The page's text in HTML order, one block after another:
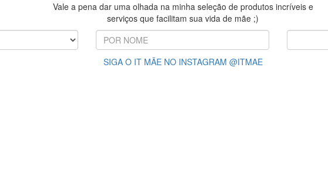
Vale a pena dar uma olhada na minha seleção de produtos incríveis e
serviços que facilitam sua vida de mãe ;)
SIGA O IT MÃE NO INSTAGRAM @ITMAE